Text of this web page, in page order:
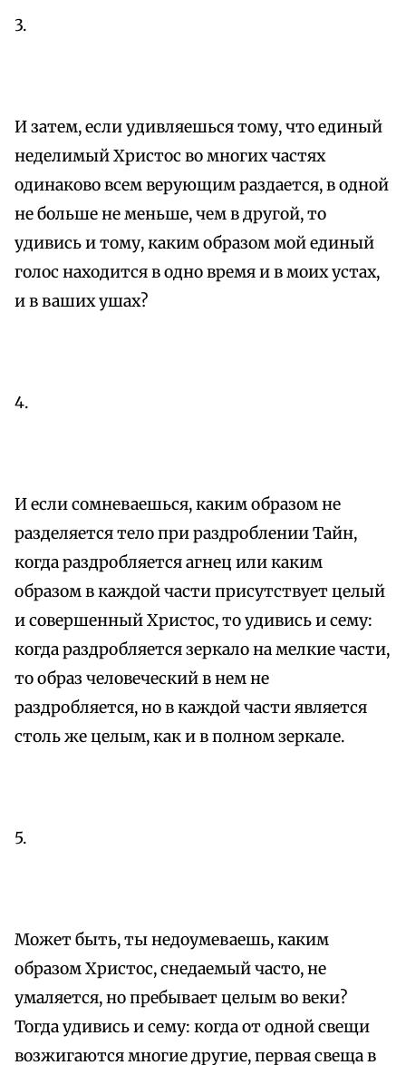
3.
И затем, если удивляешься тому, что единый
неделимый Христос во многих частях
одинаково всем верующим раздается, в одной
не больше не меньше, чем в другой, то
удивись и тому, каким образом мой единый
голос находится в одно время и в моих устах,
и в ваших ушах?
4.
И если сомневаешься, каким образом не
разделяется тело при раздроблении Тайн,
когда раздробляется агнец или каким
образом в каждой части присутствует целый
и совершенный Христос, то удивись и сему:
когда раздробляется зеркало на мелкие части,
то образ человеческий в нем не
раздробляется, но в каждой части является
столь же целым, как и в полном зеркале.
5.
Может быть, ты недоумеваешь, каким
образом Христос, снедаемый часто, не
умаляется, но пребывает целым во веки?
Тогда удивись и сему: когда от одной свещи
возжигаются многие другие, первая свеща в